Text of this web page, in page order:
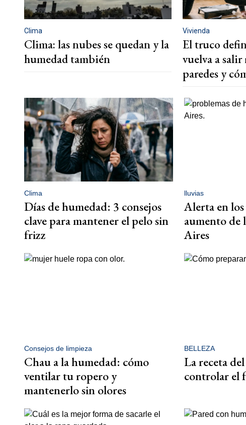
Clima
Clima: las nubes se quedan y la
humedad también
Vivienda
El truco
vuelva a
paredes y
Clima
Días de humedad: 3 consejos
clave para mantener el pelo sin
frizz
lluvias
Alerta en
aumento de
Aires
Consejos de limpieza
Chau a la humedad: cómo
ventilar tu ropero y
mantenerlo sin olores
BELLEZA
La receta
controlar el